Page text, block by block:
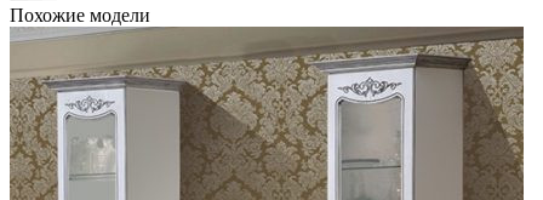
Похожие модели